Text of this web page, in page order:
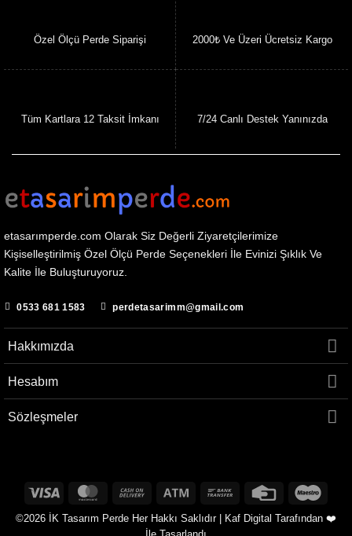
Özel Ölçü Perde Siparişi 2000₺ Ve Üzeri Ücretsiz Kargo
Tüm Kartlara 12 Taksit İmkanı 7/24 Canlı Destek Yanınızda
etasarımperde.com Olarak Siz Değerli Ziyaretçilerimize
Kişiselleştirilmiş Özel Ölçü Perde Seçenekleri İle Evinizi Şıklık Ve
Kalite İle Buluşturuyoruz.
0533 681 1583 perdetasarimm@gmail.com
Hakkımızda
Hesabım
Sözleşmeler
Visa MasterCard Cash
Delivery
Atm
Bank
Credit
©2026 İK Tasarım Perde Her Hakkı Saklıdır | Kaf Digital Tarafından ❤️